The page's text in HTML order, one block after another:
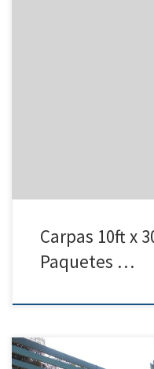
Carpas 10ft x
Paquetes …